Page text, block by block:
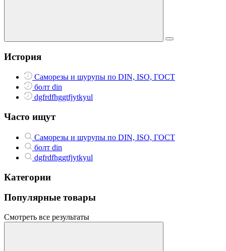
История
Саморезы и шурупы по DIN, ISO, ГОСТ
болт din
dgfrdfhggtfjytkyul
Часто ищут
Саморезы и шурупы по DIN, ISO, ГОСТ
болт din
dgfrdfhggtfjytkyul
Категории
Популярные товары
Смотреть все результаты